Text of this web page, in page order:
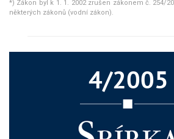
*) Zákon byl k 1. 1. 2002 zrušen zákonem č. 254/
některých zákonů (vodní zákon).